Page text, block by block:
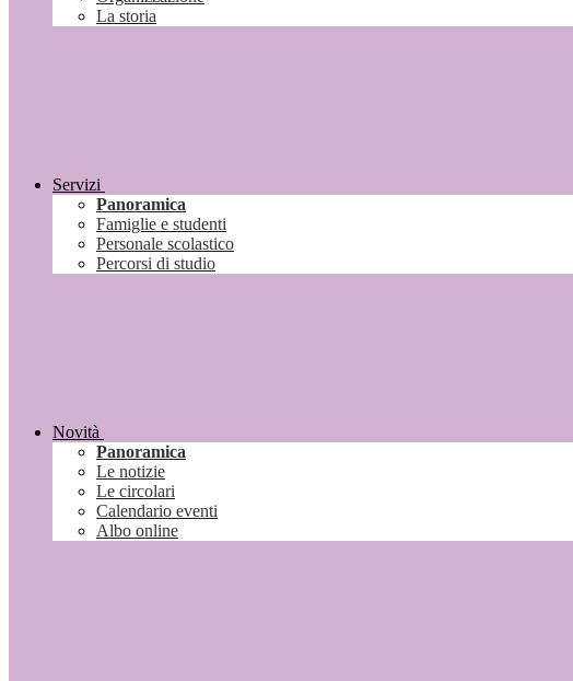
La storia
Servizi
Panoramica
Famiglie e studenti
Personale scolastico
Percorsi di studio
Novità
Panoramica
Le notizie
Le circolari
Calendario eventi
Albo online